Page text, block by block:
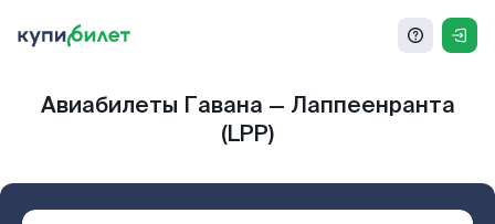
Авиабилеты Гавана — Лаппеенранта
(LPP)